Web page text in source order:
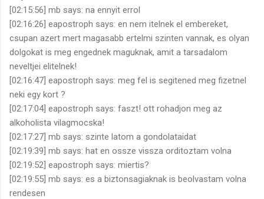
[02:15:56] mb says: na ennyit errol
[02:16:26] eapostroph says: en nem itelnek el embereket,
csupan azert mert magasabb ertelmi szinten vannak, es olyan
dolgokat is meg engednek maguknak, amit a tarsadalom
neveltjei elitelnek!
[02:16:47] eapostroph says: meg fel is segitened meg fizetnel
neki egy kort ?
[02:17:04] eapostroph says: faszt! ott rohadjon meg az
alkoholista vilagmocska!
[02:17:27] mb says: szinte latom a gondolataidat
[02:19:39] mb says: hat en ossze vissza orditoztam volna
[02:19:52] eapostroph says: miertis?
[02:19:55] mb says: es a biztonsagiaknak is beolvastam volna
rendesen